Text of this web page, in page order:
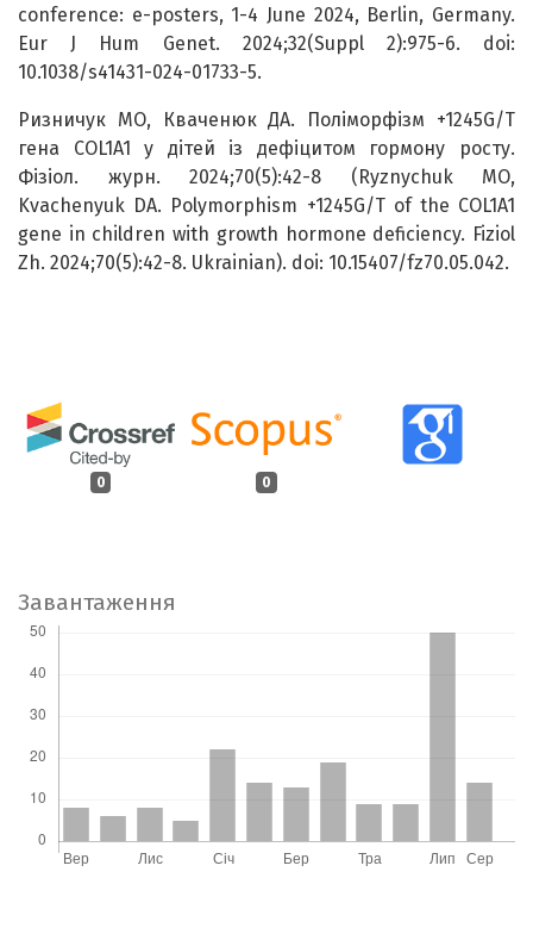
0 0
conference: e-posters, 1-4 June 2024, Berlin, Germany.
Eur J Hum Genet. 2024;32(Suppl 2):975-6. doi:
10.1038/s41431-024-01733-5.
Ризничук МО, Кваченюк ДА. Поліморфізм +1245G/T
гена COL1A1 у дітей із дефіцитом гормону росту.
Фізіол. журн. 2024;70(5):42-8 (Ryznychuk MO,
Kvachenyuk DA. Polymorphism +1245G/T of the COL1A1
gene in children with growth hormone deficiency. Fiziol
Zh. 2024;70(5):42-8. Ukrainian). doi: 10.15407/fz70.05.042.
Завантаження